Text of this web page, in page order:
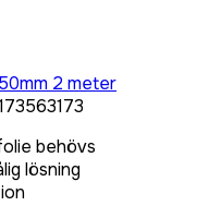
2 meter
563173
behövs
lösning